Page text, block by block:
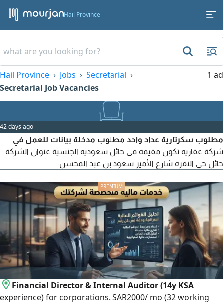
Hail Province
Hail Province Jobs
Secretarial
Secretarial Job Vacancies
1 ad
42 days ago
مطلوب سكرتارية عداد واحد مطلوب مدخلة بيانات للعمل في
شركة عقاريه تكون مقيمة في حائل سعوديه الجنسية عنوان الشركة
حائل حي النقرة شارع الأمير سعود بن عبد المحسن
Financial Director & Internal Auditor (14y KSA
experience) for corporations. SAR2000/ mo (32 working